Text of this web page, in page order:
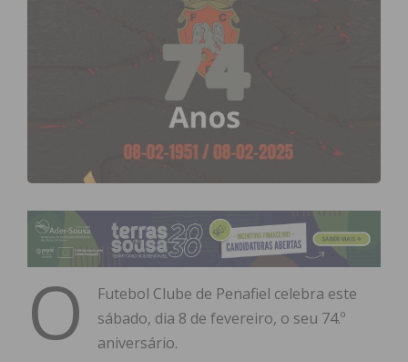
O
Futebol Clube de Penafiel celebra este
sábado, dia 8 de fevereiro, o seu 74.º
aniversário.